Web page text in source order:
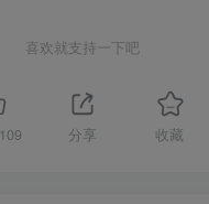
喜欢就支持一下吧
109 分享 收藏